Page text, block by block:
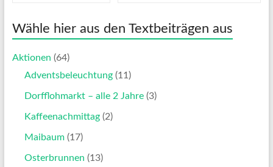
Wähle hier aus den Textbeiträgen aus
Aktionen (64)
Adventsbeleuchtung(11)
Dorfflohmarkt – alle 2 Jahre(3)
Kaffeenachmittag(2)
Maibaum(17)
Osterbrunnen (13)